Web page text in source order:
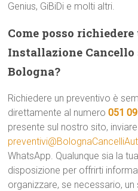
Genius, GiBiDi e molti altri.
Come posso
Installazione Cancello
Bologna?
Richiedere un preventivo è
direttamente al numero051
presente sul nostro sito,
WhatsApp. Qualunque sia la
disposizione per offrirti
organizzare, se necessario,